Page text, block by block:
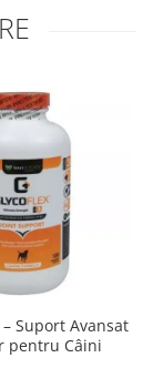
– Suport Avansat
pentru Câini